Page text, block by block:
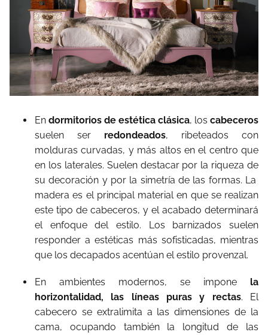
En dormitorios de estética clásica, los cabeceros
suelen ser
redondeados, ribeteados con
molduras curvadas, y más altos en el centro que
en los laterales. Suelen destacar por la riqueza de
su decoración y por la simetría de las formas. La
madera es el principal material en que se realizan
este tipo de cabeceros, y el acabado determinará
el enfoque del estilo. Los barnizados suelen
responder a estéticas más sofisticadas, mientras
que los decapados acentúan el estilo provenzal.
En ambientes modernos, se impone la
horizontalidad, las líneas puras y rectas. El
cabecero se extralimita a las dimensiones de la
cama, ocupando también la longitud de las